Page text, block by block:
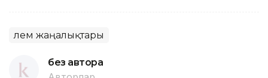
Әлем жаңалықтары
без автора